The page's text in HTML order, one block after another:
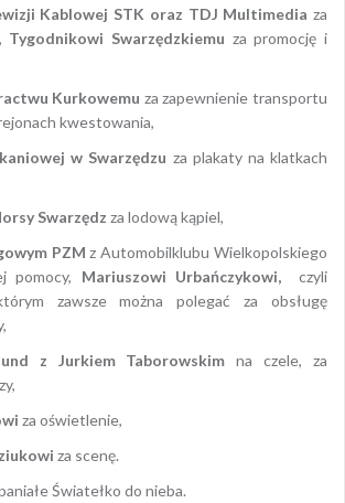
Kablowej STK oraz TDJ Multimedia za
Tygodnikowi Swarzędzkiemu za promocję i
Kurkowemu za zapewnienie transportu
kwestowania,
w Swarzędzu za plakaty na klatkach
Swarzędz za lodową kąpiel,
PZM z Automobilklubu Wielkopolskiego
pomocy, Mariuszowi Urbańczykowi,czyli
zawsze można polegać za obsługę
z Jurkiem Taborowskim na czele, za
za oświetlenie,
za scenę.
Światełko do nieba.